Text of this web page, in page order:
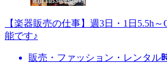
【楽器販売の仕事】週3日・1日5.5h
能です♪
販売・ファッション・レンタル